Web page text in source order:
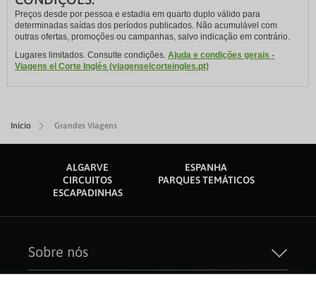
Inicio Grandes Viagens
Preços desde por pessoa e estadia em quarto duplo válido para
determinadas saídas dos períodos publicados. Não acumulável com
outras ofertas, promoções ou campanhas, salvo indicação em contrário.
Lugares limitados. Consulte condições. Ajuda e condições gerais -
Viagens el Corte Inglés (viagenselcorteingles.pt)
ALGARVE
ESPANHA
CIRCUITOS
PARQUES TEMÁTICOS
ESCAPADINHAS
Sobre nós
Quem Somos